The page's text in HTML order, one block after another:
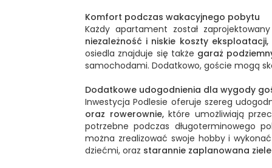
Komfort podczas wakacyjnego pobytu
Każdy apartament został
niezależność i niskie koszty eksploatacji,
osiedla znajduje się także garaż
samochodami. Dodatkowo, goście mogą
Dodatkowe udogodnienia dla wygody
Inwestycja Podlesie oferuje szereg
oraz rowerownie,które umożliwiają
potrzebne podczas długoterminowego
można zrealizować swoje hobby i
dziećmi, oraz starannie zaplanowana